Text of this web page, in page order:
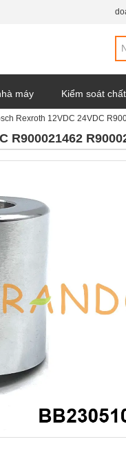
máy Kiểm soát
Rexroth 12VDC 24VDC